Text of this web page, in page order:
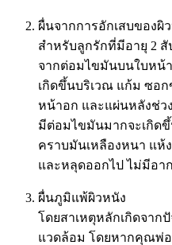
ผื่นจากการอักเสบของ
สำหรับลูกรักที่มีอายุ 2 สั
จากต่อมไขมันบนใบหน้
เกิดขึ้นบริเวณ แก้ม ซอ
หน้าอก และแผ่นหลังช่ว
มีต่อมไขมันมากจะเกิด
คราบมันเหลืองหนา แห้
และหลุดออกไป ไม่มีอา
ผื่นภูมิแพ้ผิวหนัง
โดยสาเหตุหลักเกิดจาก
แวดล้อม โดยหากคุณพ่